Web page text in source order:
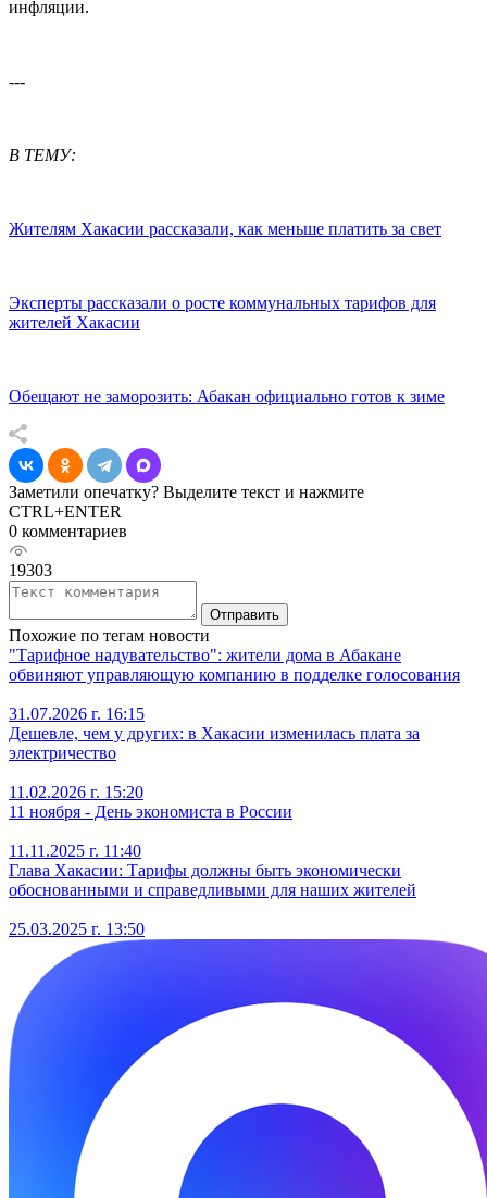
инфляции.
---
В ТЕМУ:
Жителям Хакасии рассказали, как меньше платить за свет
Эксперты рассказали о росте коммунальных тарифов для
жителей Хакасии
Обещают не заморозить: Абакан официально готов к зиме
Заметили опечатку? Выделите текст и нажмите
CTRL+ENTER
0 комментариев
19303
Отправить
Похожие по тегам новости
"Тарифное надувательство": жители дома в Абакане
обвиняют управляющую компанию в подделке голосования
31.07.2026 г. 16:15
Дешевле, чем у других: в Хакасии изменилась плата за
электричество
11.02.2026 г. 15:20
11 ноября - День экономиста в России
11.11.2025 г. 11:40
Глава Хакасии: Тарифы должны быть экономически
обоснованными и справедливыми для наших жителей
25.03.2025 г. 13:50